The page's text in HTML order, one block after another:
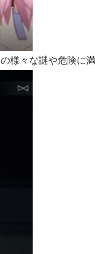
々な謎や危険に満